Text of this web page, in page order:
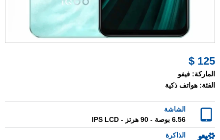
125 $
الماركة: فيفو
الفئة: هواتف ذكية
الشاشة
6.56 بوصة - 90 هرتز - IPS LCD
الذاكرة